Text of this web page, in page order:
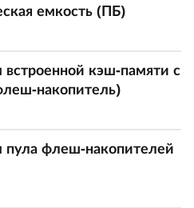
емкость (ПБ)
кэш-памяти с
накопитель)
флеш-накопителей